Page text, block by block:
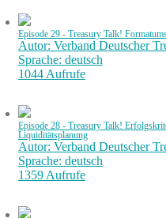
Episode 29 - Treasury Talk!
Autor: Verband Deutscher
Sprache: deutsch
1044 Aufrufe
Episode 28 - Treasury Talk!
Liquiditätsplanung
Autor: Verband Deutscher
Sprache: deutsch
1359 Aufrufe